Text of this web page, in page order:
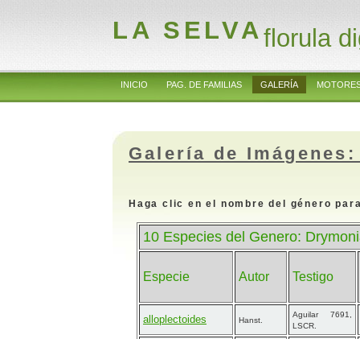
LA SELVAflorula
INICIO PAG. DE FAMILIAS GALERÍA
Galería de
Haga clic en el nombre del género
10 Especies del Genero:
Especie Autor Testigo
alloplectoides Hanst.
Aguilar 7691,
LSCR.